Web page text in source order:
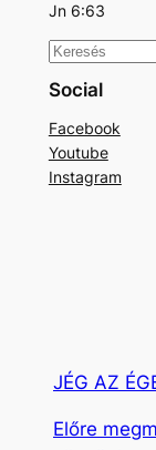
Jn 6:63
K
e
e
s
Social
Facebook
Youtube
Instagram
JÉG AZ
Előre